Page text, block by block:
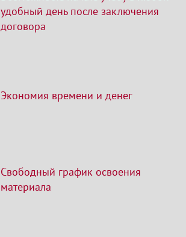
удобный день после заключения
договора
Экономия времени и денег
Свободный график освоения
материала